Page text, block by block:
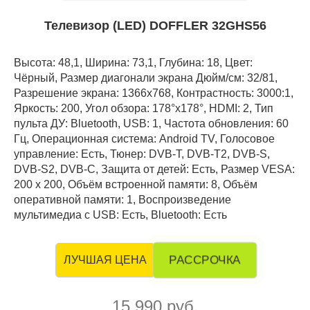
Телевизор (LED) DOFFLER 32GHS56
Высота: 48,1, Ширина: 73,1, Глубина: 18, Цвет:
Чёрный, Размер диагонали экрана Дюйм/см: 32/81,
Разрешение экрана: 1366x768, Контрастность: 3000:1,
Яркость: 200, Угол обзора: 178°x178°, HDMI: 2, Тип
пульта ДУ: Bluetooth, USB: 1, Частота обновления: 60
Гц, Операционная система: Android TV, Голосовое
управление: Есть, Тюнер: DVB-T, DVB-T2, DVB-S,
DVB-S2, DVB-C, Защита от детей: Есть, Размер VESA:
200 x 200, Объём встроенной памяти: 8, Объём
оперативной памяти: 1, Воспроизведение
мультимедиа с USB: Есть, Bluetooth: Есть
ЛУЧШАЯ ЦЕНА РАССРОЧКА